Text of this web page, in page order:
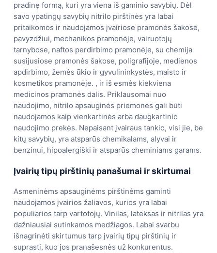
pradinę formą, kuri yra viena iš gaminio savybių. Dėl
savo ypatingų savybių nitrilo pirštinės yra labai
pritaikomos ir naudojamos įvairiose pramonės šakose,
pavyzdžiui, mechanikos pramonėje, vairuotojų
tarnybose, naftos perdirbimo pramonėje, su chemija
susijusiose pramonės šakose, poligrafijoje, medienos
apdirbimo, žemės ūkio ir gyvulininkystės, maisto ir
kosmetikos pramonėje. , ir iš esmės kiekviena
medicinos pramonės dalis. Priklausomai nuo
naudojimo, nitrilo apsauginės priemonės gali būti
naudojamos kaip vienkartinės arba daugkartinio
naudojimo prekės. Nepaisant įvairaus tankio, visi jie, be
kitų savybių, yra atsparūs chemikalams, alyvai ir
benzinui, hipoalergiški ir atsparūs cheminiams garams.
Įvairių tipų pirštinių panašumai ir skirtumai
Asmeninėms apsauginėms pirštinėms gaminti
naudojamos įvairios žaliavos, kurios yra labai
populiarios tarp vartotojų. Vinilas, lateksas ir nitrilas yra
dažniausiai sutinkamos medžiagos. Labai svarbu
išnagrinėti skirtumus tarp įvairių tipų pirštinių ir
suprasti, kuo jos pranašesnės už konkurentus.